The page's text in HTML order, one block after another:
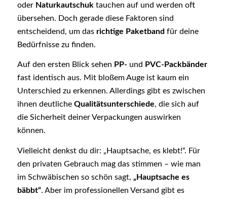
oder Naturkautschuk tauchen auf und werden oft
übersehen. Doch gerade diese Faktoren sind
entscheidend, um das richtige Paketband für deine
Bedürfnisse zu finden.
Auf den ersten Blick sehen PP- und PVC-Packbänder
fast identisch aus. Mit bloßem Auge ist kaum ein
Unterschied zu erkennen. Allerdings gibt es zwischen
ihnen deutliche Qualitätsunterschiede, die sich auf
die Sicherheit deiner Verpackungen auswirken
können.
Vielleicht denkst du dir: „Hauptsache, es klebt!“. Für
den privaten Gebrauch mag das stimmen – wie man
im Schwäbischen so schön sagt, „Hauptsache es
bäbbt“. Aber im professionellen Versand gibt es